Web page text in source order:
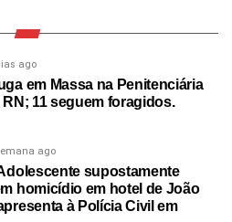
ago
em Massa na Penitenciária
11 seguem foragidos.
ago
supostamente
homicídio em hotel de João
à Polícia Civil em